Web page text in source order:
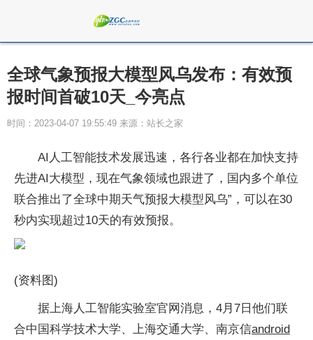
全球气象预报大模型风乌发布：有效预
报时间首破10天_今亮点
时间：2023-04-07 19:55:49 来源：站长之家
AI人工智能技术发展迅速，各行各业都在加快支持
先进AI大模型，现在气象领域也跟进了，国内多个单位
联合推出了全球中期天气预报大模型风乌”，可以在30
秒内实现超过10天的有效预报。
(资料图)
据上海人工智能实验室官网消息，4月7日他们联
合中国科学技术大学、上海交通大学、南京信android